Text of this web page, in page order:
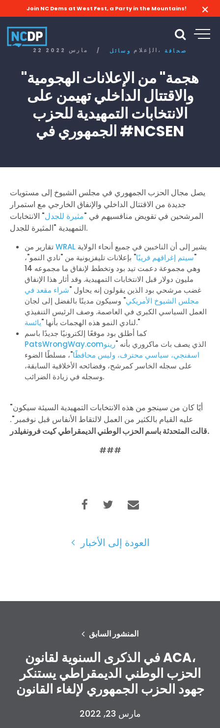
Join NC Dems at West Fest, a Party in the Mountains!
22 مارس 2022 / وسائل الإعلام، صحافة
"هجمة" من الإعلانات الهجومية
والاقتتال الداخلي تهيمن على
الانتخابات التمهيدية للحزب
الجمهوري في #NCSEN
يصل مجال الحزب الجمهوري في مجلس الشيوخ إلى مستويات
جديدة من الاقتتال الداخلي والإنفاق الخارجي مع استمرار
المرشحين في تقويض منافسيهم في "مثيرة للجدل" الانتخابات
التمهيدية "المثيرة للجدل.
WRAL
"سيتم إغراقهم قريبًا" بإعلانات تليفزيونية من "نادي النمو"،
وهي مجموعة دعمت تيد بود وتخطط لإنفاق ما مجموعه 14
مليون دولار قبل الانتخابات التمهيدية. وقد أثار هذا الإنفاق
غضب مرشحي بود الذين يقولون إنه يحاول "شراء مقعد في
مجلس الشيوخ الأمريكي" وسيكون مدينًا بالفضل إلى لجان
العمل السياسي الكبرى في العاصمة. وصف الرئيس التنفيذي
لنادي النمو هذه الهجمات بأنها "يائسة
."
كما أطلق بود موقعًا إلكترونيًا جديدًا باسم
PatsWrongWay.com
الذي يصف بات ماكروري بأنه "رينو
اسفنجي، سياسي محترف، وليس محافظًا"، مسلطًا الضوء
على سجله الخاسر كمرشح، وفضائحه الأخلاقية السابقة،
وسجله في زيادة الضرائب.
"أيًا كان من سينجو من هذه الانتخابات التمهيدية السيئة سيكون
عليه القيام بالكثير من العمل لالتقاط الأنفاس قبل نوفمبر".
قالت المتحدثة باسم الحزب الوطني الديمقراطي كيت فرونفيلدر.
###
العودة إلى الأخبار
المنشور السابق
في الذكرى السنوية لقانون ACA،
الحزب الوطني الديمقراطي يستنكر
جهود الحزب الجمهوري لإلغاء القانون
مارس 23, 2022